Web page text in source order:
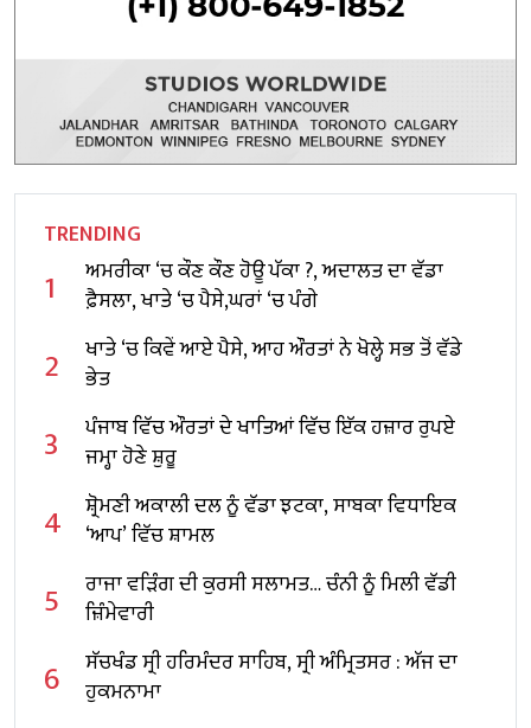
TRENDING
1
ਅਮਰੀਕਾ ‘ਚ ਕੌਣ ਕੌਣ ਹੋਊ ਪੱਕਾ ?, ਅਦਾਲਤ ਦਾ ਵੱਡਾ
ਫ਼ੈਸਲਾ, ਖਾਤੇ ‘ਚ ਪੈਸੇ,ਘਰਾਂ ‘ਚ ਪੰਗੇ
2
ਖਾਤੇ ‘ਚ ਕਿਵੇਂ ਆਏ ਪੈਸੇ, ਆਹ ਔਰਤਾਂ ਨੇ ਖੋਲ੍ਹੇ ਸਭ ਤੋਂ ਵੱਡੇ
ਭੇਤ
3
ਪੰਜਾਬ ਵਿੱਚ ਔਰਤਾਂ ਦੇ ਖਾਤਿਆਂ ਵਿੱਚ ਇੱਕ ਹਜ਼ਾਰ ਰੁਪਏ
ਜਮ੍ਹਾ ਹੋਣੇ ਸ਼ੁਰੂ
4
ਸ਼੍ਰੋਮਣੀ ਅਕਾਲੀ ਦਲ ਨੂੰ ਵੱਡਾ ਝਟਕਾ, ਸਾਬਕਾ ਵਿਧਾਇਕ
‘ਆਪ’ ਵਿੱਚ ਸ਼ਾਮਲ
5
ਰਾਜਾ ਵੜਿੰਗ ਦੀ ਕੁਰਸੀ ਸਲਾਮਤ… ਚੰਨੀ ਨੂੰ ਮਿਲੀ ਵੱਡੀ
ਜ਼ਿੰਮੇਵਾਰੀ
6
ਸੱਚਖੰਡ ਸ੍ਰੀ ਹਰਿਮੰਦਰ ਸਾਹਿਬ, ਸ੍ਰੀ ਅੰਮ੍ਰਿਤਸਰ : ਅੱਜ ਦਾ
ਹੁਕਮਨਾਮਾ